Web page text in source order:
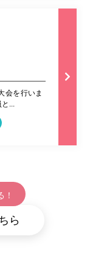
会を行いま
...
ら